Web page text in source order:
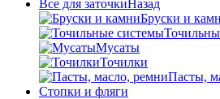
Все для заточкиНазад
Бруски и
Мусаты
Точилки
Пасты,
Стопки и фляги